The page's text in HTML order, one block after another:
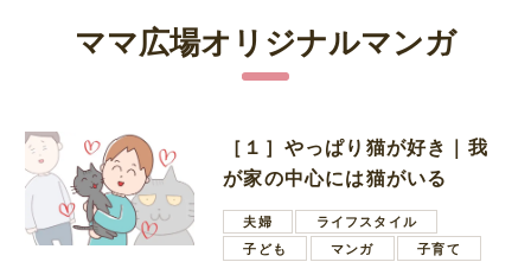
ママ広場オリジナルマンガ
［１］やっぱり猫が好き｜我
が家の中心には猫がいる
夫婦
ライフスタイル
子ども
マンガ
子育て